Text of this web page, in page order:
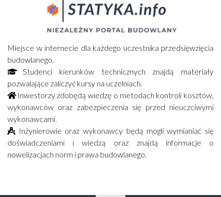
Miejsce w internecie dla każdego uczestnika przedsięwzięcia
budowlanego.
Studenci kierunków technicznych znajdą materiały
pozwalające zaliczyć kursy na uczelniach.
Inwestorzy zdobędą wiedzę o metodach kontroli kosztów,
wykonawców oraz zabezpieczenia się przed nieuczciwymi
wykonawcami.
Inżynierowie oraz wykonawcy będą mogli wymianiać się
doświadczeniami i wiedzą oraz znajdą informacje o
nowelizacjach norm i prawa budowlanego.